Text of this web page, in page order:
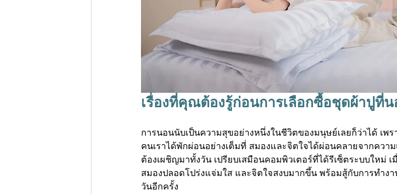
เรื่องที่คุณต้องรู้ก่อนการเลือกซื้อชุดผ้าปูที่
การนอนนับเป็นความสุขอย่างหนึ่งในชีวิตของมนุษย์เลยก็ว่าได้ เพร
คนเราได้พักผ่อนอย่างเต็มที่ สมองและจิตใจได้ผ่อนคลายจากควา
ต้องเผชิญมาทั้งวัน เปรียบเสมือนคอมพิวเตอร์ที่ได้รีเซ็ตระบบใหม่
สมองปลอดโปร่งแจ่มใส และจิตใจสงบมากขึ้น พร้อมสู้กับการทำง
วันอีกครั้ง